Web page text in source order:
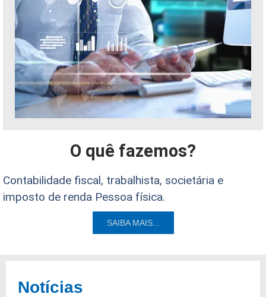
O quê fazemos?
Contabilidade fiscal, trabalhista, societária e
imposto de renda Pessoa física.
SAIBA MAIS...
Notícias